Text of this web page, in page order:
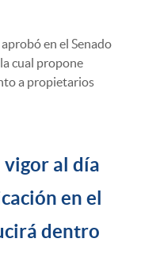
en el Senado
cual propone
a propietarios
vigor al día
en el
dentro